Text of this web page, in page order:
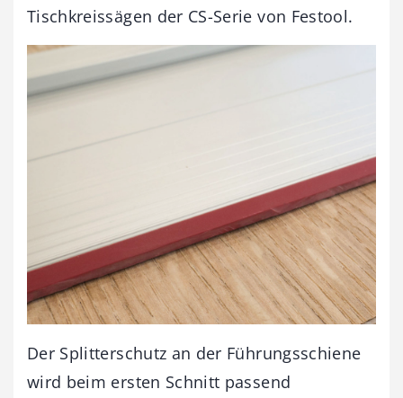
Tischkreissägen der CS-Serie von Festool.
Der Splitterschutz an der Führungsschiene
wird beim ersten Schnitt passend